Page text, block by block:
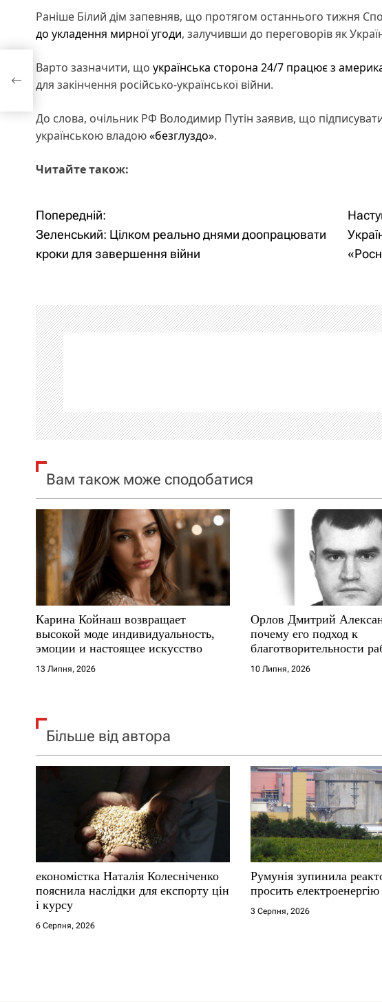
Раніше Білий дім запевняв, що протягом останнього тижня
до укладення мирної угоди, залучивши до переговорів як
Варто зазначити, що українська сторона 24/7 працює з
для закінчення російсько-української війни.
До слова, очільник РФ Володимир Путін заявив, що
українською владою«безглуздо».
Читайте також:
Н
а
і
г
а
ц
і
я
а
п
и
с
і
в
Попередній:
Зеленський: Цілком реально днями доопрацювати
кроки для завершення війни
Вам також може сподобатися
Карина Койнаш возвращает
высокой моде индивидуальность,
эмоции и настоящее искусство
13 Липня, 2026
Орлов Дмитрий
почему его подход к
благотворительности
где другие не
10 Липня, 2026
Більше від автора
економістка Наталія Колесніченко
пояснила наслідки для експорту цін
і курсу
6 Серпня, 2026
Румунія зупинила
просить
3 Серпня, 2026